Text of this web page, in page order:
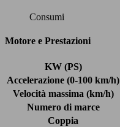
Consumi
Motore e Prestazioni
KW (PS)
Accelerazione (0-100 km/h)
Velocità massima (km/h)
Numero di marce
Coppia